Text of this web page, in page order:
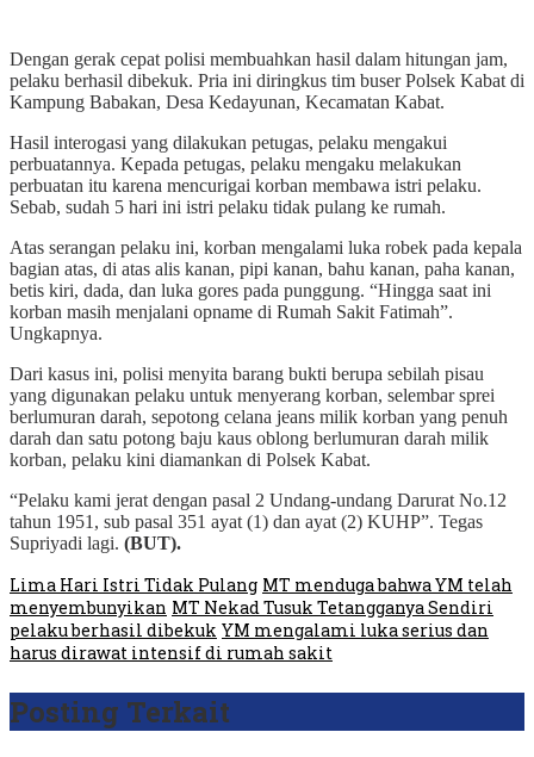
Dengan gerak cepat polisi membuahkan hasil dalam hitungan jam,
pelaku berhasil dibekuk. Pria ini diringkus tim buser Polsek Kabat di
Kampung Babakan, Desa Kedayunan, Kecamatan Kabat.
Hasil interogasi yang dilakukan petugas, pelaku mengakui
perbuatannya. Kepada petugas, pelaku mengaku melakukan
perbuatan itu karena mencurigai korban membawa istri pelaku.
Sebab, sudah 5 hari ini istri pelaku tidak pulang ke rumah.
Atas serangan pelaku ini, korban mengalami luka robek pada kepala
bagian atas, di atas alis kanan, pipi kanan, bahu kanan, paha kanan,
betis kiri, dada, dan luka gores pada punggung. “Hingga saat ini
korban masih menjalani opname di Rumah Sakit Fatimah”.
Ungkapnya.
Dari kasus ini, polisi menyita barang bukti berupa sebilah pisau
yang digunakan pelaku untuk menyerang korban, selembar sprei
berlumuran darah, sepotong celana jeans milik korban yang penuh
darah dan satu potong baju kaus oblong berlumuran darah milik
korban, pelaku kini diamankan di Polsek Kabat.
“Pelaku kami jerat dengan pasal 2 Undang-undang Darurat No.12
tahun 1951, sub pasal 351 ayat (1) dan ayat (2) KUHP”. Tegas
Supriyadi lagi. (BUT).
Lima Hari Istri Tidak Pulang MT menduga bahwa YM telah
menyembunyikan MT Nekad Tusuk Tetangganya Sendiri
pelaku berhasil dibekuk YM mengalami luka serius dan
harus dirawat intensif di rumah sakit
Posting Terkait